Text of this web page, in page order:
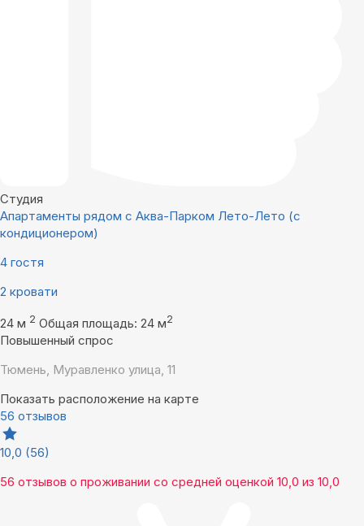
Студия
Апартаменты рядом с Аква-Парком Лето-Лето (с
кондиционером)
4 гостя
2 кровати
24 м 2 Общая площадь: 24 м2
Повышенный спрос
Тюмень, Муравленко улица, 11
Показать расположение на карте
56 отзывов
10,0 (56)
56 отзывов о проживании со средней оценкой 10,0 из 10,0